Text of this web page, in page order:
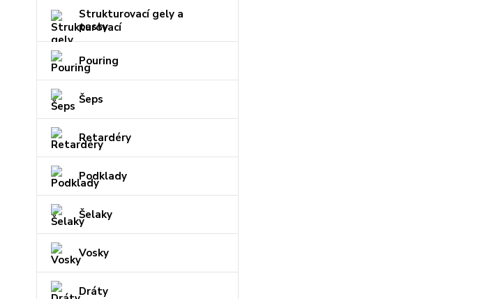
Strukturovací gely a
pasty
Pouring
Šeps
Retardéry
Podklady
Šelaky
Vosky
Dráty